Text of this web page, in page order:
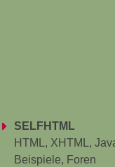
SELFHTML
HTML, XHTML,
Beispiele, Foren